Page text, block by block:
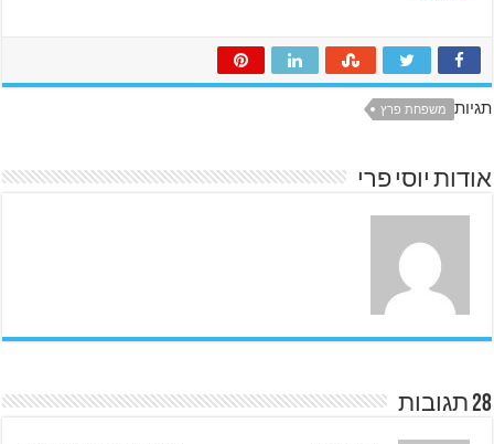
תגיות משפחת פרץ
אודות יוסי פרי
28 תגובות